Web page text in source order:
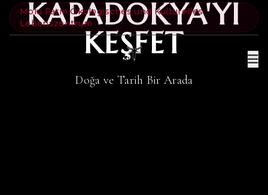
Molu Farm Ökologisches und Kulturelles
Lebenszentrum
KAPADOKYA'YI
KEŞFET
Doğa ve Tarih Bir Arada